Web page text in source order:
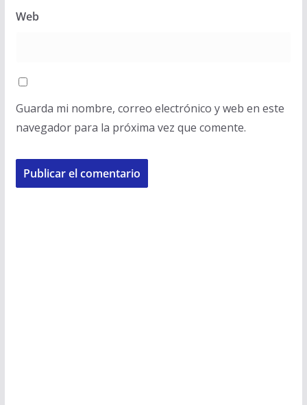
Web
Guarda mi nombre, correo electrónico y web en este
navegador para la próxima vez que comente.